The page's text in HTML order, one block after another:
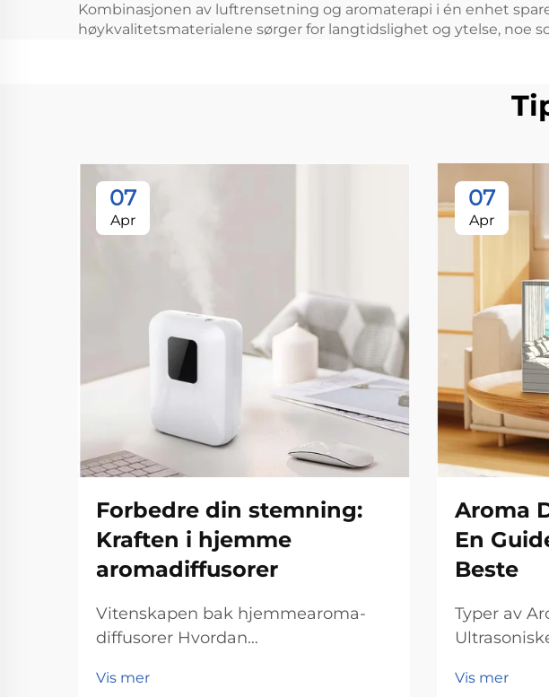
Kombinasjonen av luftrensetning og aromaterapi i én enhet
høykvalitetsmaterialene sørger for langtidslighet og ytelse, noe
07
Apr
Forbedre din stemning:
Kraften i hjemme
aromadiffusorer
Vitenskapen bak hjemmearoma-
diffusorer Hvordan
Hjemmearoma-diffusorer utfører
Vis mer
07
Apr
Aroma
En
Beste
Typer av
diffusorer
Vis mer